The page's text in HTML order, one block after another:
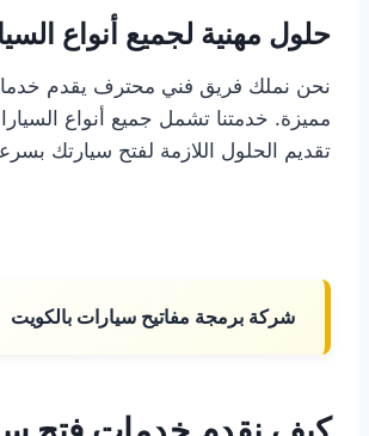
حلول مهنية لجميع أنواع
نحن نملك فريق فني محترف يقدم
مميزة. خدمتنا تشمل جميع أنواع
تقديم الحلول اللازمة لفتح سيارتك
شركة برمجة مفاتيح سيارات بالكويت